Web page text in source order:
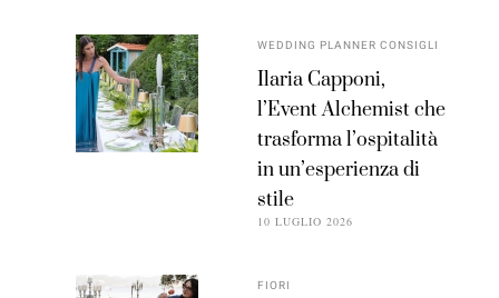
WEDDING PLANNER CONSIGLI
Ilaria Capponi,
l’Event Alchemist che
trasforma l’ospitalità
in un’esperienza di
stile
10 LUGLIO 2026
FIORI